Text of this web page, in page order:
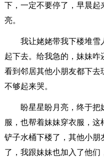
下，一定不要停了，早晨
亮。
我让姥姥带我下楼堆雪
起下去。给我急的，妹妹咋
看到邻居其他小朋友都下
不够起来哭。
盼星星盼月亮，终于
服，也帮着妹妹穿衣服，
铲子水桶下楼了，其他小朋
了，我跟妹妹也加入了他